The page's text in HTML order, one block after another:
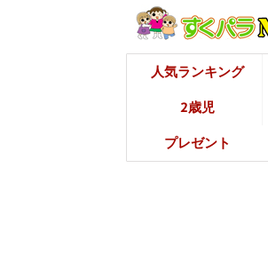
人気ランキング
2歳児
プレゼント